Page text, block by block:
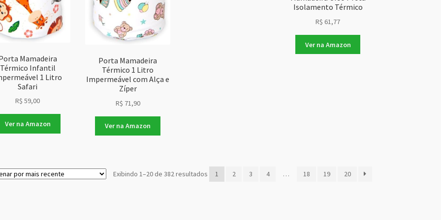
Mamadeira
Térmico Infantil
1 Litro
Safari
R$ 59,00
Ver na Amazon
Porta Mamadeira
Térmico 1 Litro
Impermeável com Alça e
Zíper
R$ 71,90
Ver na Amazon
Isolamento Térmico
R$ 61,77
Ver na Amazon
Exibindo 1–20 de 382 resultadosClassificado
por
1 2 3 4 … 18 19 20